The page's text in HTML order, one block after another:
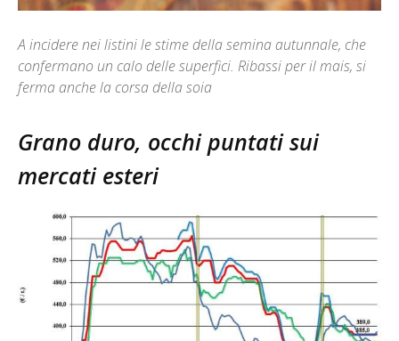
A incidere nei listini le stime della semina autunnale, che
confermano un calo delle superfici. Ribassi per il mais, si
ferma anche la corsa della soia
Grano duro, occhi puntati sui
mercati esteri